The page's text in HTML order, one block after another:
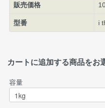
販売価格
型番 i
カートに追加する商品をお
容量